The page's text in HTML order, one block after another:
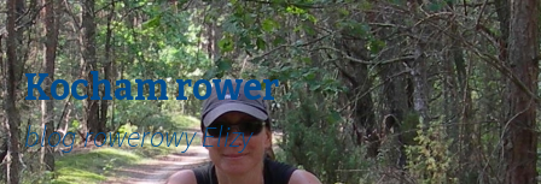
Kocham rower
blog rowerowy Elizy